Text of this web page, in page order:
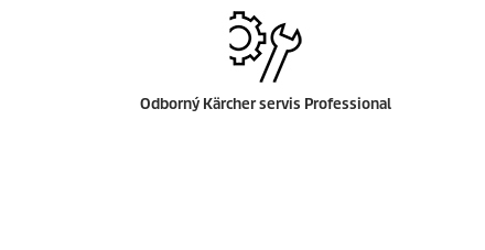
Odborný Kärcher servis Professional